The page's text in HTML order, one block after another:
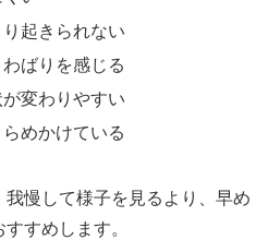
起きられない
ばりを感じる
変わりやすい
らめかけている
慢して様子を見るより、早め
すめします。